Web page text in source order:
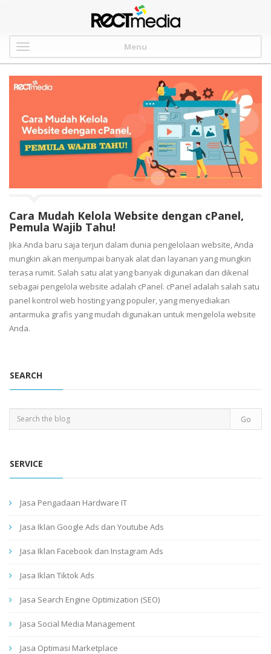
Menu
Cara Mudah Kelola Website dengan cPanel,
Pemula Wajib Tahu!
Jika Anda baru saja terjun dalam dunia pengelolaan website, Anda
mungkin akan menjumpai banyak alat dan layanan yang mungkin
terasa rumit. Salah satu alat yang banyak digunakan dan dikenal
sebagai pengelola website adalah cPanel. cPanel adalah salah satu
panel kontrol web hosting yang populer, yang menyediakan
antarmuka grafis yang mudah digunakan untuk mengelola website
Anda.
SEARCH
SERVICE
Jasa Pengadaan Hardware IT
Jasa Iklan Google Ads dan Youtube Ads
Jasa Iklan Facebook dan Instagram Ads
Jasa Iklan Tiktok Ads
Jasa Search Engine Optimization (SEO)
Jasa Social Media Management
Jasa Optimasi Marketplace